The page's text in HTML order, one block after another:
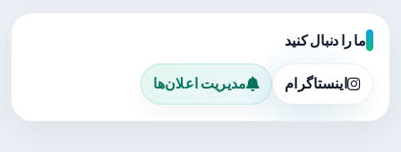
ما را دنبال کنید
اینستاگرام مدیریت اعلان‌ها